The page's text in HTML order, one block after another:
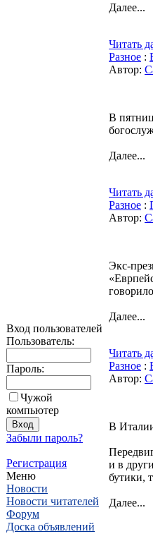
Вход пользователей
Пользователь:
Пароль:
Чужой
компьютер
Забыли пароль?
Регистрация
Меню
Новости
Новости читателей
Форум
Доска объявлений
Далее...
Читать
Разное :
Автор:
В
Далее...
Читать
Разное :
Автор:
Экс-
Далее...
Читать
Разное :
Автор:
В
и в
бутики,
Далее...